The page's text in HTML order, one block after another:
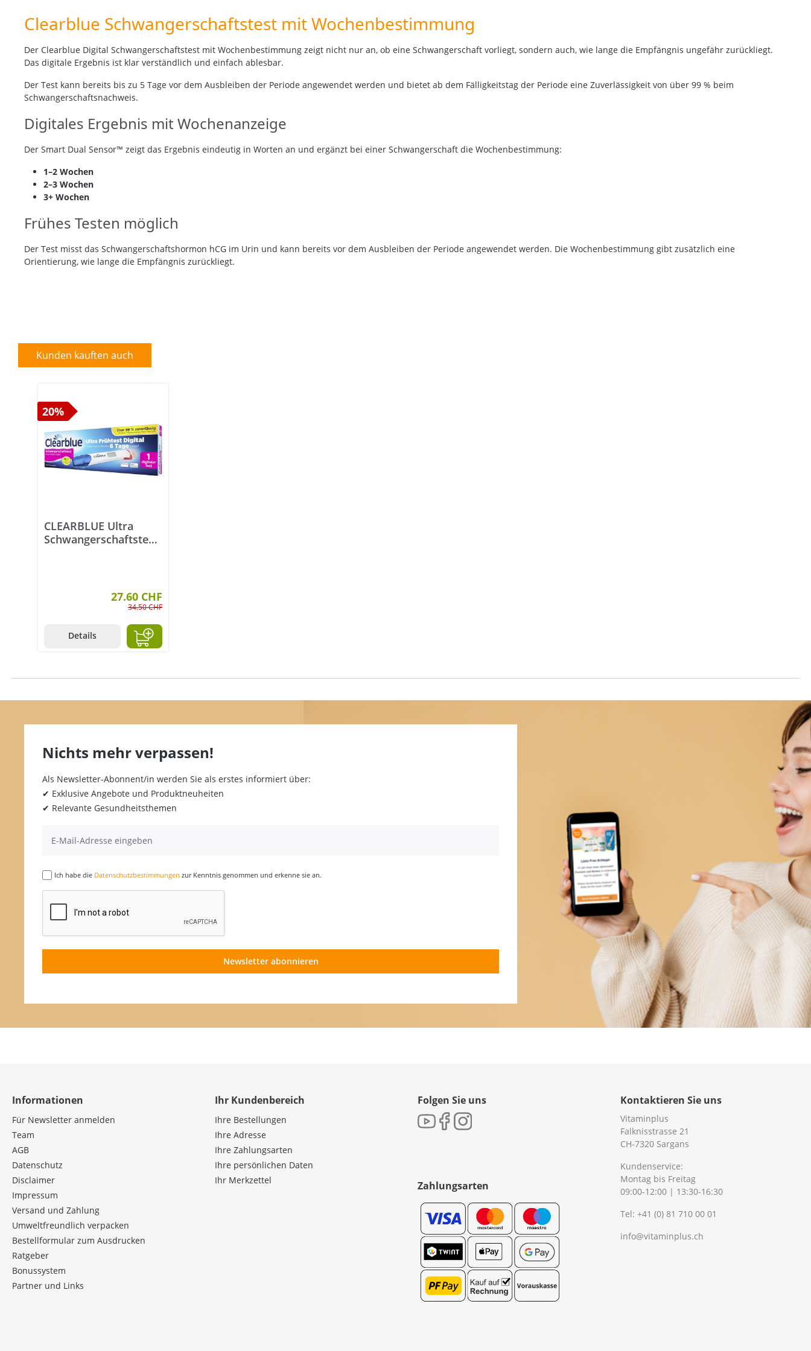
Clearblue Schwangerschaftstest mit Wochenbestimmung
Der Clearblue Digital Schwangerschaftstest mit Wochenbestimmung zeigt nicht nur an, ob eine Schwangerschaft vorliegt, sondern auch, wie lange die Empfängnis ungefähr zurückliegt.
Das digitale Ergebnis ist klar verständlich und einfach ablesbar.
Der Test kann bereits bis zu 5 Tage vor dem Ausbleiben der Periode angewendet werden und bietet ab dem Fälligkeitstag der Periode eine Zuverlässigkeit von über 99 % beim
Schwangerschaftsnachweis.
Digitales Ergebnis mit Wochenanzeige
Der Smart Dual Sensor™ zeigt das Ergebnis eindeutig in Worten an und ergänzt bei einer Schwangerschaft die Wochenbestimmung:
1–2 Wochen
2–3 Wochen
3+ Wochen
Frühes Testen möglich
Der Test misst das Schwangerschaftshormon hCG im Urin und kann bereits vor dem Ausbleiben der Periode angewendet werden. Die Wochenbestimmung gibt zusätzlich eine
Orientierung, wie lange die Empfängnis zurückliegt.
Kunden kauften auch
20%
CLEARBLUE Ultra
Schwangerschaftstest
27.60 CHF
34.50 CHF
Details
Nichts mehr verpassen!
Als Newsletter-Abonnent/in werden Sie als erstes informiert über:
✔ Exklusive Angebote und Produktneuheiten
✔ Relevante Gesundheitsthemen
Ich habe die Datenschutzbestimmungen zur Kenntnis genommen und erkenne sie an.
Newsletter abonnieren
Informationen
Für Newsletter anmelden
Team
AGB
Datenschutz
Disclaimer
Impressum
Versand und Zahlung
Umweltfreundlich verpacken
Bestellformular zum Ausdrucken
Ratgeber
Bonussystem
Partner und Links
Ihr Kundenbereich
Ihre Bestellungen
Ihre Adresse
Ihre Zahlungsarten
Ihre persönlichen Daten
Ihr Merkzettel
Folgen Sie uns
Zahlungsarten
Kontaktieren Sie uns
Vitaminplus
Falknisstrasse 21
CH-7320 Sargans
Kundenservice:
Montag bis Freitag
09:00-12:00 | 13:30-16:30
Tel: +41 (0) 81 710 00 01
info@vitaminplus.ch